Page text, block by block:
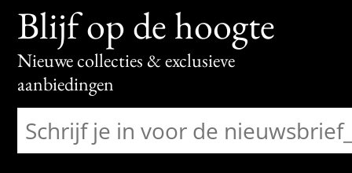
Blijf op de hoogte
Nieuwe collecties & exclusieve
aanbiedingen